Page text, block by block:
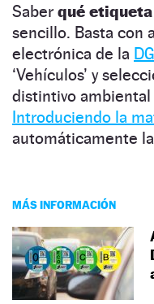
Saber qué
sencillo. Basta con
electrónica de la
‘Vehículos’ y
distintivo ambiental
Introduciendo la
automáticamente
MÁS INFORMACIÓN